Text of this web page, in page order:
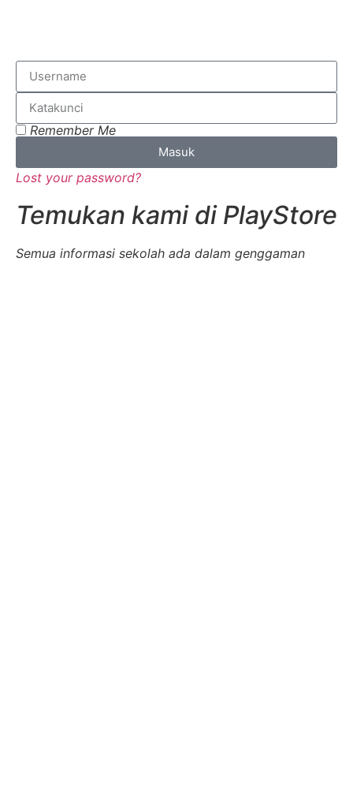
Remember Me
Masuk
Lost your password?
Temukan kami di PlayStore
Semua informasi sekolah ada dalam genggaman